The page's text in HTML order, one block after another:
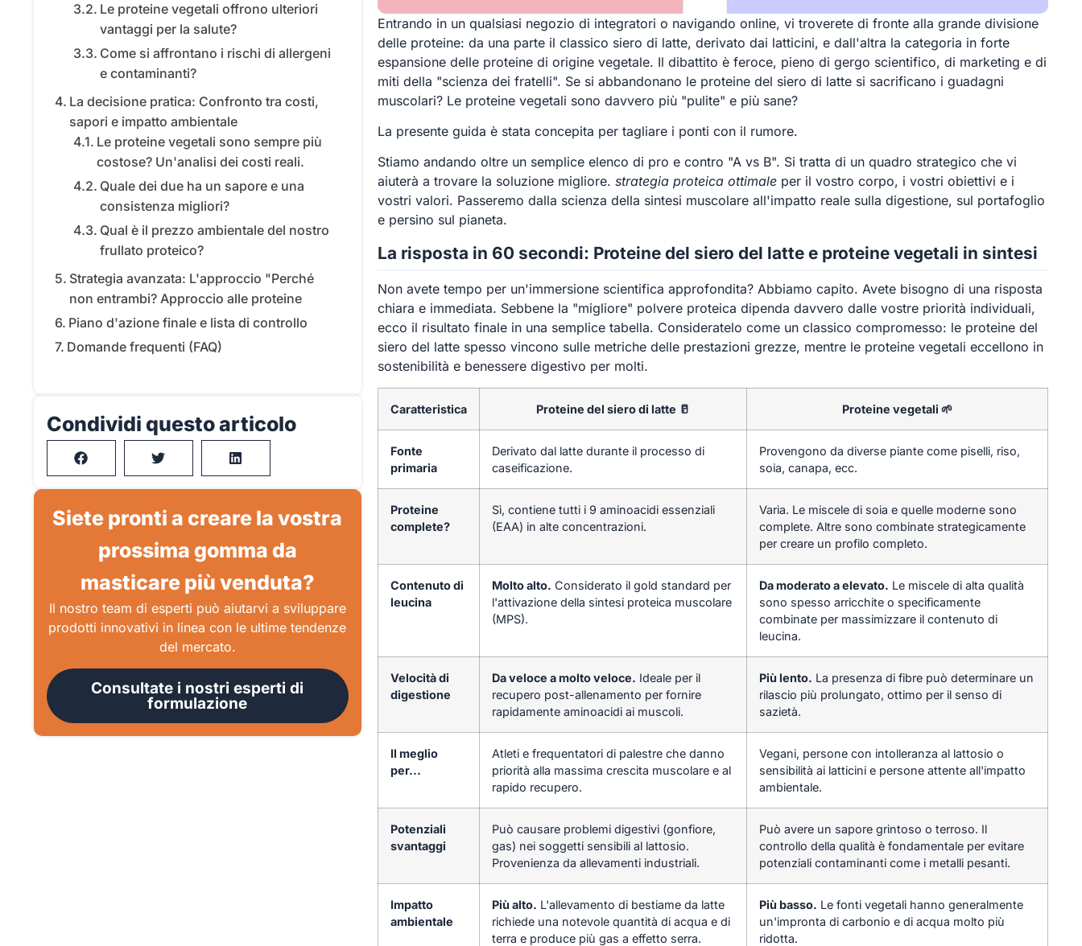
Le proteine vegetali offrono ulteriori
vantaggi per la salute?
Come si affrontano i rischi di allergeni
e contaminanti?
La decisione pratica: Confronto tra costi,
sapori e impatto ambientale
Le proteine vegetali sono sempre più
costose? Un'analisi dei costi reali.
Quale dei due ha un sapore e una
consistenza migliori?
Qual è il prezzo ambientale del nostro
frullato proteico?
Strategia avanzata: L'approccio "Perché
non entrambi? Approccio alle proteine
Piano d'azione finale e lista di controllo
Domande frequenti (FAQ)
Condividi questo articolo
Siete pronti a creare la vostra
prossima gomma da
masticare più venduta?
Il nostro team di esperti può aiutarvi a sviluppare
prodotti innovativi in linea con le ultime tendenze
del mercato.
Consultate i nostri esperti di
formulazione
Entrando in un qualsiasi negozio di integratori o navigando online, vi troverete di fronte alla grande divisione
delle proteine: da una parte il classico siero di latte, derivato dai latticini, e dall'altra la categoria in forte
espansione delle proteine di origine vegetale. Il dibattito è feroce, pieno di gergo scientifico, di marketing e di
miti della "scienza dei fratelli". Se si abbandonano le proteine del siero di latte si sacrificano i guadagni
muscolari? Le proteine vegetali sono davvero più "pulite" e più sane?
La presente guida è stata concepita per tagliare i ponti con il rumore.
Stiamo andando oltre un semplice elenco di pro e contro "A vs B". Si tratta di un quadro strategico che vi
aiuterà a trovare la soluzione migliore. strategia proteica ottimaleper il vostro corpo, i vostri obiettivi e i
vostri valori. Passeremo dalla scienza della sintesi muscolare all'impatto reale sulla digestione, sul portafoglio
e persino sul pianeta.
La risposta in 60 secondi: Proteine del siero del latte e proteine vegetali in sintesi
Non avete tempo per un'immersione scientifica approfondita? Abbiamo capito. Avete bisogno di una risposta
chiara e immediata. Sebbene la "migliore" polvere proteica dipenda davvero dalle vostre priorità individuali,
ecco il risultato finale in una semplice tabella. Consideratelo come un classico compromesso: le proteine del
siero del latte spesso vincono sulle metriche delle prestazioni grezze, mentre le proteine vegetali eccellono in
sostenibilità e benessere digestivo per molti.
Caratteristica Proteine del siero di latte 🥛 Proteine vegetali 🌱
Fonte
primaria
Derivato dal latte durante il processo di
caseificazione.
Provengono da diverse piante come piselli, riso,
soia, canapa, ecc.
Proteine
complete?
Sì, contiene tutti i 9 aminoacidi essenziali
(EAA) in alte concentrazioni.
Varia. Le miscele di soia e quelle moderne sono
complete. Altre sono combinate strategicamente
per creare un profilo completo.
Contenuto di
leucina
Molto alto. Considerato il gold standard per
l'attivazione della sintesi proteica muscolare
(MPS).
Da moderato a elevato. Le miscele di alta qualità
sono spesso arricchite o specificamente
combinate per massimizzare il contenuto di
leucina.
Velocità di
digestione
Da veloce a molto veloce. Ideale per il
recupero post-allenamento per fornire
rapidamente aminoacidi ai muscoli.
Più lento. La presenza di fibre può determinare un
rilascio più prolungato, ottimo per il senso di
sazietà.
Il meglio
per...
Atleti e frequentatori di palestre che danno
priorità alla massima crescita muscolare e al
rapido recupero.
Vegani, persone con intolleranza al lattosio o
sensibilità ai latticini e persone attente all'impatto
ambientale.
Potenziali
svantaggi
Può causare problemi digestivi (gonfiore,
gas) nei soggetti sensibili al lattosio.
Provenienza da allevamenti industriali.
Può avere un sapore grintoso o terroso. Il
controllo della qualità è fondamentale per evitare
potenziali contaminanti come i metalli pesanti.
Impatto
ambientale
Più alto. L'allevamento di bestiame da latte
richiede una notevole quantità di acqua e di
terra e produce più gas a effetto serra.
Più basso. Le fonti vegetali hanno generalmente
un'impronta di carbonio e di acqua molto più
ridotta.